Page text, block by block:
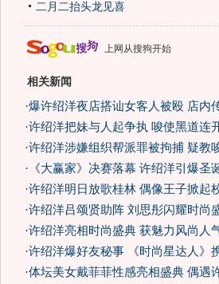
二月二抬头龙见喜
上网从搜狗开始
相关新闻
·爆许绍洋夜店搭讪女客人被殴 店内
·许绍洋把妹与人起争执 唆使黑道连
·许绍洋涉嫌组织帮派罪被拘捕 疑教
· 《大赢家》决赛落幕 许绍洋引爆圣
·许绍洋明日放歌桂林 偶像王子掀起
·许绍洋吕颂贤助阵 刘思彤闪耀时尚
·许绍洋亮相时尚盛典 获魅力风尚人
·许绍洋爆好友秘事 《时尚星达人》
·体坛美女戴菲菲性感亮相盛典 偶遇